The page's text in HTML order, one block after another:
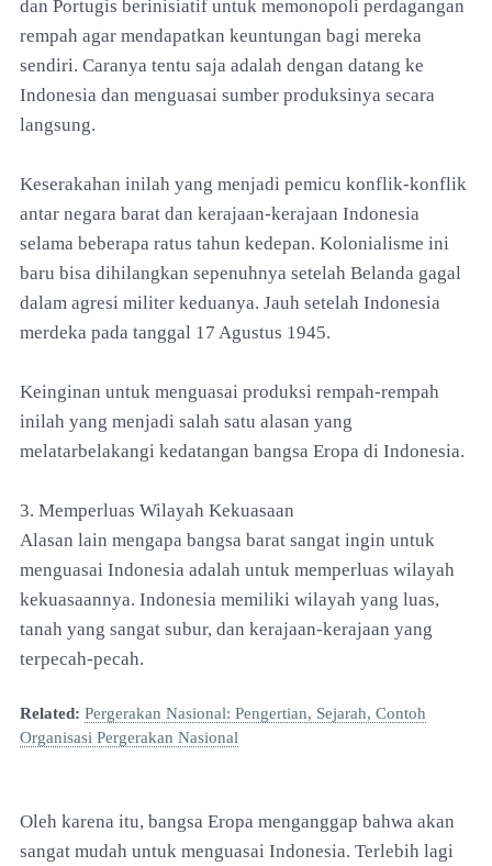
dan Portugis berinisiatif untuk memonopoli perdagangan
rempah agar mendapatkan keuntungan bagi mereka
sendiri. Caranya tentu saja adalah dengan datang ke
Indonesia dan menguasai sumber produksinya secara
langsung.
Keserakahan inilah yang menjadi pemicu konflik-konflik
antar negara barat dan kerajaan-kerajaan Indonesia
selama beberapa ratus tahun kedepan. Kolonialisme ini
baru bisa dihilangkan sepenuhnya setelah Belanda gagal
dalam agresi militer keduanya. Jauh setelah Indonesia
merdeka pada tanggal 17 Agustus 1945.
Keinginan untuk menguasai produksi rempah-rempah
inilah yang menjadi salah satu alasan yang
melatarbelakangi kedatangan bangsa Eropa di Indonesia.
3. Memperluas Wilayah Kekuasaan
Alasan lain mengapa bangsa barat sangat ingin untuk
menguasai Indonesia adalah untuk memperluas wilayah
kekuasaannya. Indonesia memiliki wilayah yang luas,
tanah yang sangat subur, dan kerajaan-kerajaan yang
terpecah-pecah.
Related: Pergerakan Nasional: Pengertian, Sejarah, Contoh
Organisasi Pergerakan Nasional
Oleh karena itu, bangsa Eropa menganggap bahwa akan
sangat mudah untuk menguasai Indonesia. Terlebih lagi